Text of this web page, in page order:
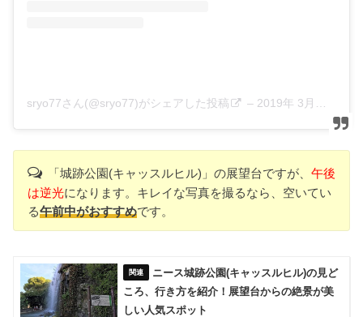
sryo77さん(@sryo77)がシェアした投稿 – 2019年 3月月27日午後7時37分PDT
「城跡公園(キャッスルヒル)」の展望台ですが、 午後
は逆光になります。キレイな写真を撮るなら、空いてい
る午前中がおすすめです。
ニース城跡公園(キャッスルヒル)の見ど
ころ、行き方を紹介！展望台からの絶景が美
しい人気スポット